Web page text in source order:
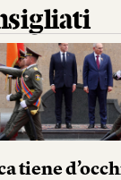
tiene